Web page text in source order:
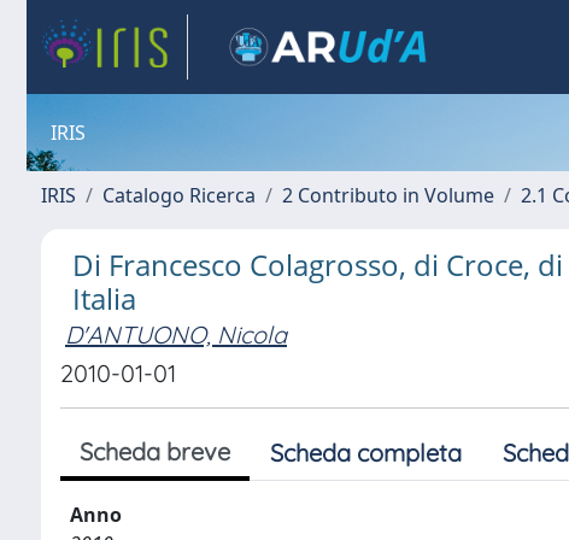
IRIS
IRIS Catalogo Ricerca 2 Contributo in Volume 2.1
Di Francesco Colagrosso, di Croce,
Italia
D'ANTUONO, Nicola
2010-01-01
Scheda breve Scheda completa
Anno